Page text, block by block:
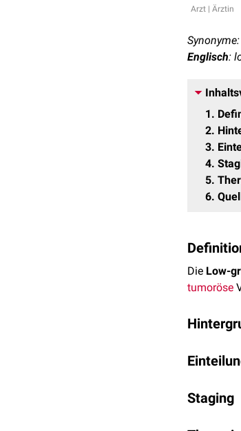
Arzt | Ärztin
Englisch:
1
2
3
4
5
6
Die Low-
tumoröse
Die
LAMN
Staging
TNM-